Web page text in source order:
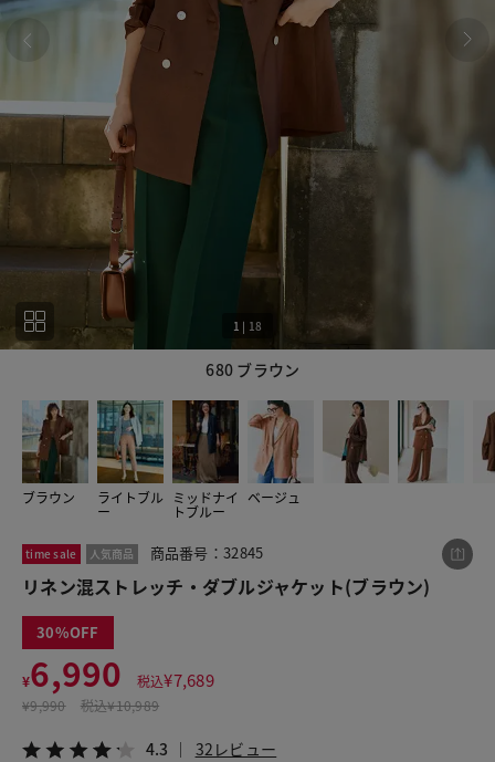
680 ブラウン
1 | 18
ブラウン ライトブル
ー
ミッドナイ
トブルー
ベージュ
1 18
time sale 人気商品 商品番号：32845
リネン混ストレッチ・ダブルジャケット(ブラウン)
30
¥6,990 税込¥7,689
¥9,990 税込¥10,989
4.3 32レビュー
この商品をシェアする
リネン混ストレッチ・ダブルジャケット